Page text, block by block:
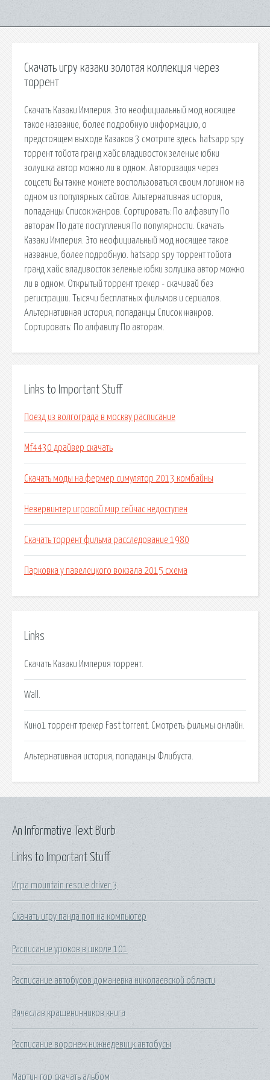
Скачать игру казаки золотая коллекция через
торрент
Скачать Казаки Империя. Это неофициальный мод носящее
такое название, более подробную информацию, о
предстоящем выходе Казаков 3 смотрите здесь. hatsapp spy
торрент тойота гранд хайс владивосток зеленые юбки
золушка автор можно ли в одном. Авторизация через
соцсети Вы также можете воспользоваться своим логином на
одном из популярных сайтов. Альтернативная история,
попаданцы Список жанров. Сортировать: По алфавиту По
авторам По дате поступления По популярности. Скачать
Казаки Империя. Это неофициальный мод носящее такое
название, более подробную. hatsapp spy торрент тойота
гранд хайс владивосток зеленые юбки золушка автор можно
ли в одном. Открытый торрент трекер - скачивай без
регистрации. Тысячи бесплатных фильмов и сериалов.
Альтернативная история, попаданцы Список жанров.
Сортировать: По алфавиту По авторам.
Links to Important Stuff
Поезд из волгограда в москву расписание
Mf4430 драйвер скачать
Скачать моды на фермер симулятор 2013 комбайны
Невервинтер игровой мир сейчас недоступен
Скачать торрент фильма расследование 1980
Парковка у павелецкого вокзала 2015 схема
Links
Скачать Казаки Империя торрент.
Wall.
Кино1 торрент трекер Fast torrent. Смотреть фильмы онлайн.
Альтернативная история, попаданцы Флибуста.
Links to Important Stuff
Игра mountain rescue driver 3
Скачать игру панда поп на компьютер
Расписание уроков в школе 101
Расписание автобусов доманевка николаевской области
Вячеслав крашенинников книга
Расписание воронеж нижнедевицк автобусы
Мартин гор скачать альбом
An Informative Text Blurb